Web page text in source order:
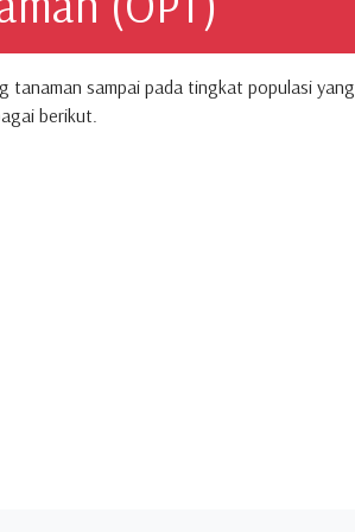
tanaman sampai pada tingkat populasi yang
berikut.